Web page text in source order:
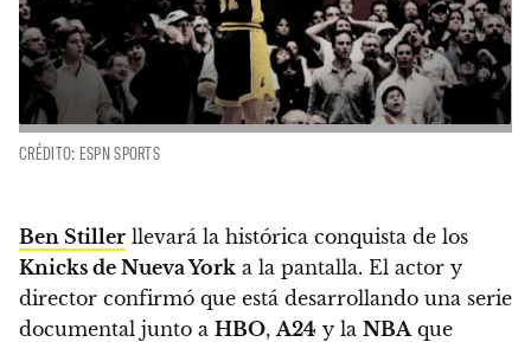
CRÉDITO: ESPN SPORTS
Ben Stiller llevará la histórica conquista de los
Knicks de Nueva York a la pantalla. El actor y
director confirmó que está desarrollando una serie
documental junto a HBO, A24 y la NBA que